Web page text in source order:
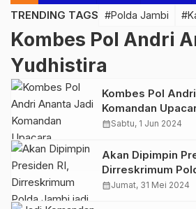
TRENDING TAGS #Polda Jambi
Kombes Pol Andri
Yudhistira
Kombes Pol
Komandan
Harlah Pancasila
calendar_monthSabtu, 1 Jun 2024
Akan Dipimpin
Dirreskrimum
Komandan
calendar_monthJumat, 31 Mei 2024